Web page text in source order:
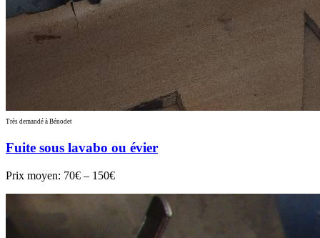
Très demandé à Bénodet
Fuite sous lavabo ou évier
Prix moyen: 70€ – 150€